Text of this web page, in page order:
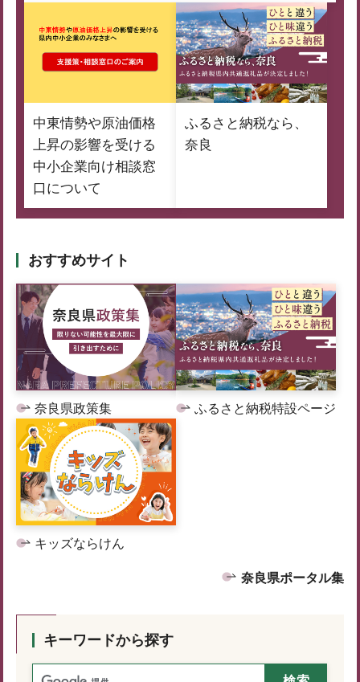
中東情勢や原油価格
上昇の影響を受ける
中小企業向け相談窓
口について
ふるさと納税なら、
奈良
おすすめサイト
奈良県政策集 ふるさと納税特設ページ
キッズならけん
奈良県ポータル集
キーワードから探す